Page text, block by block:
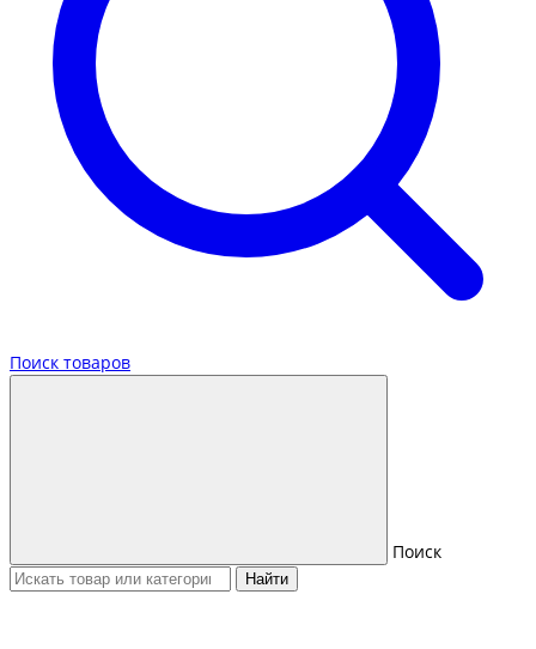
Поиск товаров
Поиск
Найти